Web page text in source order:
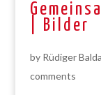
| Bilder
by Rüdiger
comments